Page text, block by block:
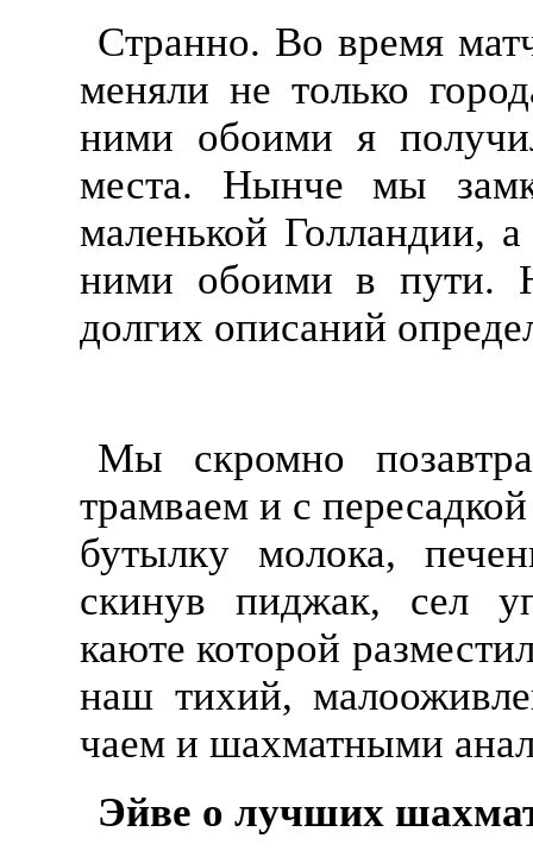
Странно. Во время
меняли не только
ними обоими я
места. Нынче мы
маленькой Голландии,
ними обоими в пути.
долгих описаний
Мы скромно
трамваем и с
бутылку молока,
скинув пиджак, сел
каюте которой
наш тихий,
чаем и шахматными
Эйве о лучших